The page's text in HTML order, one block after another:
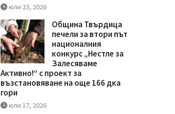
юли 23, 2026
Община Твърдица
печели за втори път
националния
конкурс „Нестле за
Залесяваме
Активно!“ с проект за
възстановяване на още 166 дка
гори
юли 17, 2026